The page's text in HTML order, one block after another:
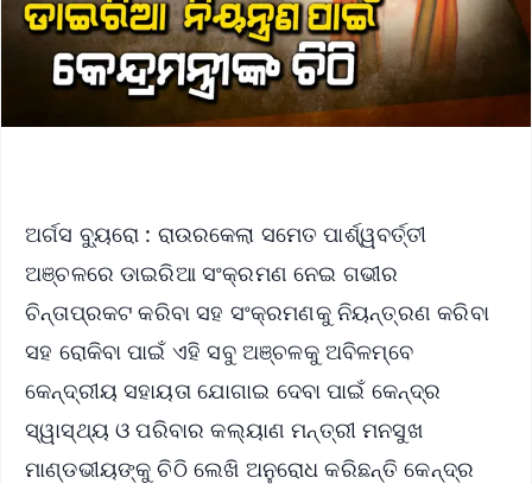
ଅର୍ଗସ ବ୍ୟୁରୋ : ରାଉରକେଲା ସମେତ ପାର୍ଶ୍ୱବର୍ତ୍ତୀ
ଅଞ୍ଚଳରେ ଡାଇରିଆ ସଂକ୍ରମଣ ନେଇ ଗଭୀର
ଚିନ୍ତାପ୍ରକଟ କରିବା ସହ ସଂକ୍ରମଣକୁ ନିୟନ୍ତ୍ରଣ କରିବା
ସହ ରୋକିବା ପାଇଁ ଏହି ସବୁ ଅଞ୍ଚଳକୁ ଅବିଳମ୍ବେ
କେନ୍ଦ୍ରୀୟ ସହାୟତା ଯୋଗାଇ ଦେବା ପାଇଁ କେନ୍ଦ୍ର
ସ୍ୱାସ୍ଥ୍ୟ ଓ ପରିବାର କଲ୍ୟାଣ ମନ୍ତ୍ରୀ ମନସୁଖ
ମାଣ୍ଡଭୀୟଙ୍କୁ ଚିଠି ଲେଖି ଅନୁରୋଧ କରିଛନ୍ତି କେନ୍ଦ୍ର